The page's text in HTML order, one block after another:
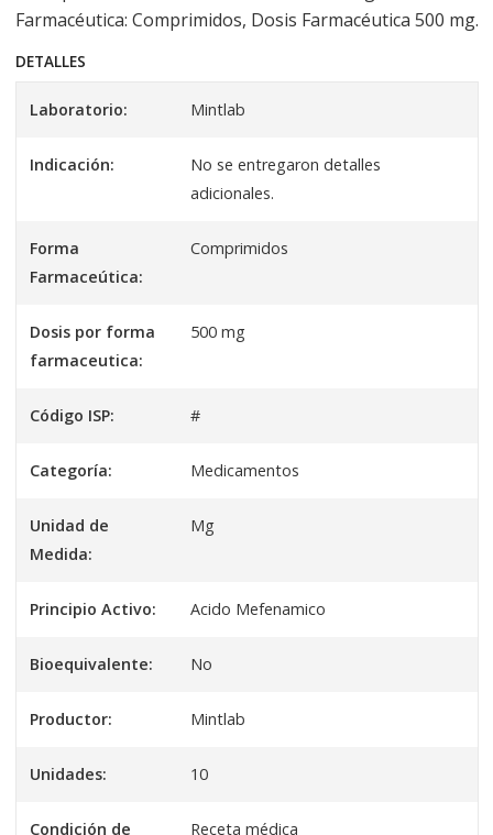
Farmacéutica: Comprimidos, Dosis Farmacéutica 500 mg.
DETALLES
Laboratorio: Mintlab
Indicación:
No se entregaron detalles
adicionales.
Forma
Farmaceútica:
Comprimidos
Dosis por forma
farmaceutica:
500 mg
Código ISP: #
Categoría: Medicamentos
Unidad de
Medida:
Mg
Principio Activo: Acido Mefenamico
Bioequivalente: No
Productor: Mintlab
Unidades: 10
Condición de Receta médica